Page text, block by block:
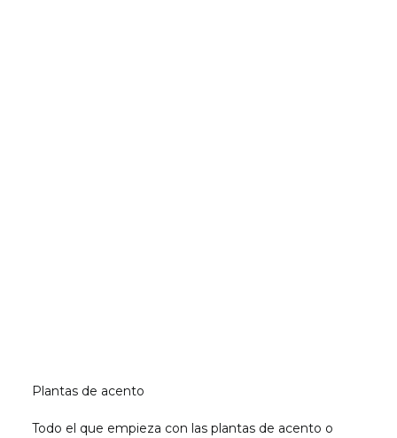
Plantas de acento
Todo el que empieza con las plantas de acento o